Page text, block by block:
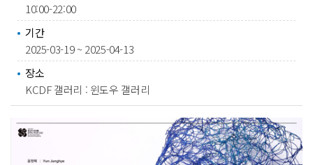
10:00-22:00
기간
2025-03-19 ~ 2025-04-13
장소
KCDF 갤러리 : 윈도우 갤러리